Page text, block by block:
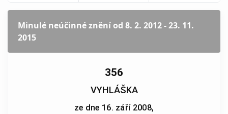
Minulé neúčinné zněníod 8. 2. 2012 - 23. 11.
2015
356
VYHLÁŠKA
ze dne 16. září 2008,